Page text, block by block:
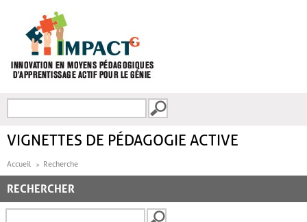
FORMULAIRE DE
VIGNETTES DE PÉDAGOGIE ACTIVE
Accueil Recherche
RECHERCHER